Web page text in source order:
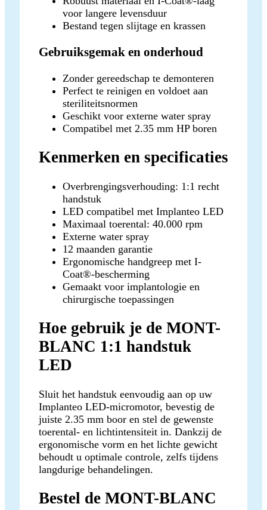
voor langere levensduur
Bestand tegen slijtage en krassen
Gebruiksgemak en onderhoud
Zonder gereedschap te demonteren
Perfect te reinigen en voldoet aan
steriliteitsnormen
Geschikt voor externe water spray
Compatibel met 2.35 mm HP boren
Kenmerken en specificaties
Overbrengingsverhouding: 1:1 recht
handstuk
LED compatibel met Implanteo LED
Maximaal toerental: 40.000 rpm
Externe water spray
12 maanden garantie
Ergonomische handgreep met I-
Coat®-bescherming
Gemaakt voor implantologie en
chirurgische toepassingen
Hoe gebruik je de MONT-
BLANC 1:1 handstuk
LED
Sluit het handstuk eenvoudig aan op uw
Implanteo LED-micromotor, bevestig de
juiste 2.35 mm boor en stel de gewenste
toerental- en lichtintensiteit in. Dankzij de
ergonomische vorm en het lichte gewicht
behoudt u optimale controle, zelfs tijdens
langdurige behandelingen.
Bestel de MONT-BLANC